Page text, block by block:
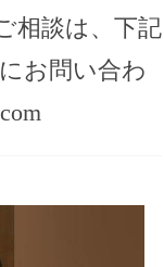
相談は、下記
お問い合わ